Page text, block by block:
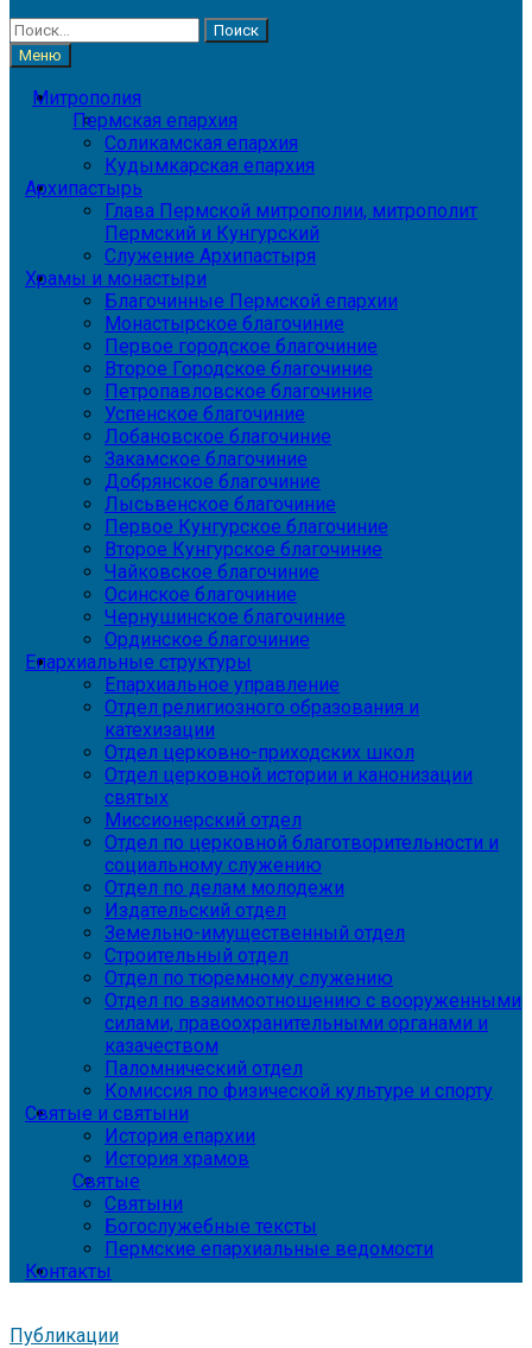
Найти:
Меню
Митрополия
Пермская епархия
Соликамская епархия
Кудымкарская епархия
Архипастырь
Глава Пермской митрополии, митрополит
Пермский и Кунгурский
Служение Архипастыря
Храмы и монастыри
Благочинные Пермской епархии
Монастырское благочиние
Первое городское благочиние
Второе Городское благочиние
Петропавловское благочиние
Успенское благочиние
Лобановское благочиние
Закамское благочиние
Добрянское благочиние
Лысьвенское благочиние
Первое Кунгурское благочиние
Второе Кунгурское благочиние
Чайковское благочиние
Осинское благочиние
Чернушинское благочиние
Ординское благочиние
Епархиальные структуры
Епархиальное управление
Отдел религиозного образования и
катехизации
Отдел церковно-приходских школ
Отдел церковной истории и канонизации
святых
Миссионерский отдел
Отдел по церковной благотворительности и
социальному служению
Отдел по делам молодежи
Издательский отдел
Земельно-имущественный отдел
Строительный отдел
Отдел по тюремному служению
Отдел по взаимоотношению с вооруженными
силами, правоохранительными органами и
казачеством
Паломнический отдел
Комиссия по физической культуре и спорту
Святые и святыни
История епархии
История храмов
Святые
Святыни
Богослужебные тексты
Пермские епархиальные ведомости
Контакты
Публикации